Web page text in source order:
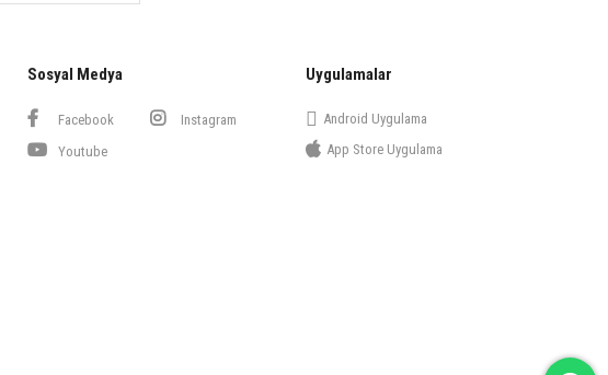
Sosyal Medya
Facebook
Instagram
Youtube
Uygulamalar
Android Uygulama
App Store Uygulama